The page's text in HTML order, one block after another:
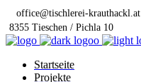
office@tischlerei-krauthackl.at
8355 Tieschen / Pichla 10
Startseite
Projekte